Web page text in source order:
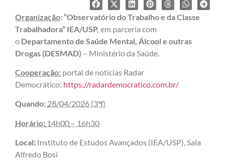
Organização: “Observatório do Trabalho e da Classe
Trabalhadora” IEA/USP, em parceria com
o Departamento de Saúde Mental, Álcool e outras
Drogas (DESMAD) – Ministério da Saúde.
Cooperação: portal de notícias Radar
Democrático: https://radardemocratico.com.br/
Quando: 28/04/2026 (3ªf)
Horário: 14h00 – 16h30
Local: Instituto de Estudos Avançados (IEA/USP), Sala
Alfredo Bosi